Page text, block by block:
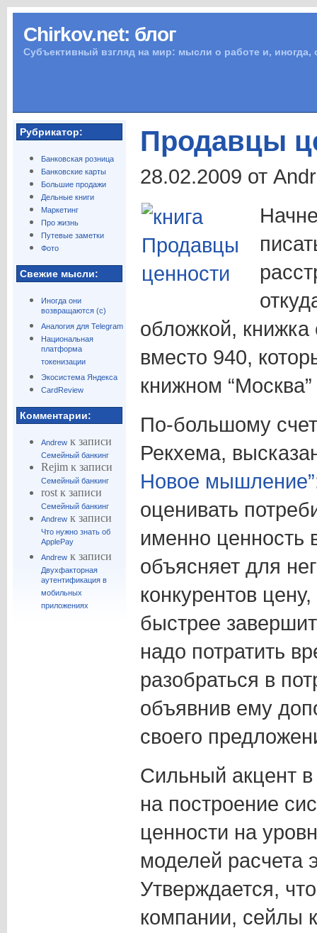
Chirkov.net: блог
Субъективный взгляд на мир: мысли о работе и,
Рубрикатор:
Банковская розница
Банковские карты
Большие продажи
Дельные книги
Маркетинг
Про жизнь
Путевые заметки
Фото
Свежие мысли:
Иногда они
возвращаются (с)
Аналогия для Telegram
Национальная
платформа
токенизации
Экосистема Яндекса
CardReview
Комментарии:
Andrewк записи
Семейный банкинг
Rejimк записи
Семейный банкинг
rostк записи
Семейный банкинг
Andrewк записи
Что нужно знать об
ApplePay
Andrewк записи
Двухфакторная
аутентификация в
мобильных
приложениях
Продавцы
28.02.2009 от
обложкой, книжка
вместо 940,
книжном
По-большому
Рекхема,
Новое мышление”
оценивать
именно ценность
объясняет для
конкурентов
быстрее
надо потратить
разобраться в
объявнив ему
своего
Сильный акцент в
на построение
ценности на
моделей расчета
Утверждается,
компании, сейлы